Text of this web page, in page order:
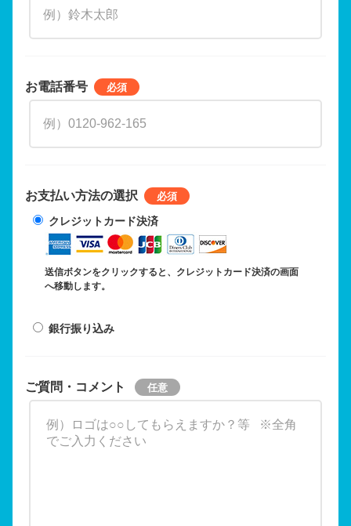
お電話番号
お支払い方法の選択
クレジットカード決済
送信ボタンをクリックすると、クレジットカード決済の画面
へ移動します。
銀行振り込み
ご質問・コメント